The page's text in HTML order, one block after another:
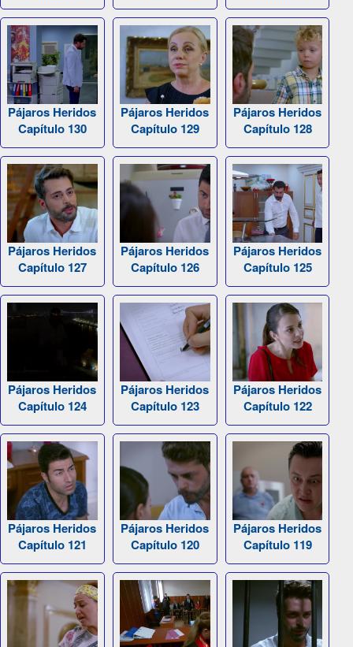
Pájaros Heridos
Capítulo 130
Pájaros Heridos
Capítulo 129
Pájaros Heridos
Capítulo 128
Pájaros Heridos
Capítulo 127
Pájaros Heridos
Capítulo 126
Pájaros Heridos
Capítulo 125
Pájaros Heridos
Capítulo 124
Pájaros Heridos
Capítulo 123
Pájaros Heridos
Capítulo 122
Pájaros Heridos
Capítulo 121
Pájaros Heridos
Capítulo 120
Pájaros Heridos
Capítulo 119